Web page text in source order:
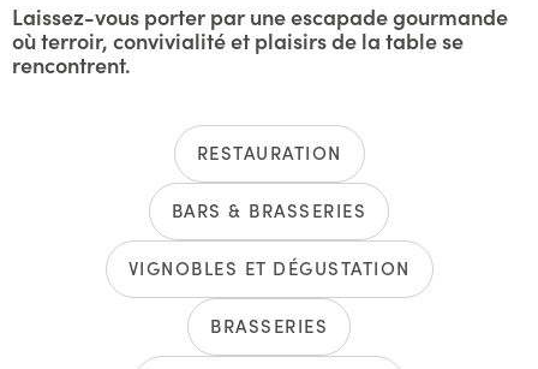
Laissez-vous porter par une escapade gourmande
où terroir, convivialité et plaisirs de la table se
rencontrent.
RESTAURATION
BARS & BRASSERIES
VIGNOBLES ET DÉGUSTATION
BRASSERIES